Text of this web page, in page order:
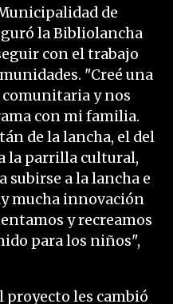
de
la Bibliolancha
con el trabajo
"Creé una
y nos
con mi familia.
de la lancha, el del
la parrilla cultural,
subirse a la lancha e
mucha innovación
y recreamos
para los niños",
proyecto les cambió